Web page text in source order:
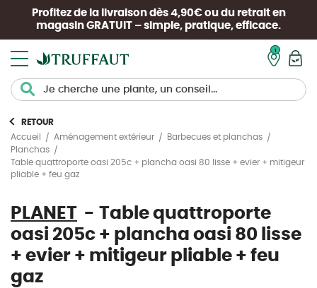
Profitez de la livraison dès 4,90€ ou du retrait en
magasin GRATUIT – simple, pratique, efficace.
RETOUR
Accueil
Aménagement extérieur
Barbecues et planchas
Planchas
Table quattroporte oasi 205c + plancha oasi 80 lisse + evier + mitigeur
pliable + feu gaz
PLANET
Table quattroporte
oasi 205c + plancha oasi 80 lisse
+ evier + mitigeur pliable + feu
gaz